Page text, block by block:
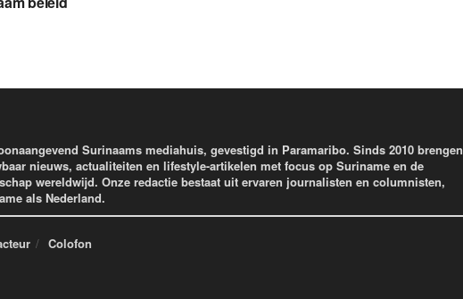
Surinaams mediahuis, gevestigd in Paramaribo. Sinds 2010 brengen
nieuws, actualiteiten en lifestyle-artikelen met focus op Suriname en de
wereldwijd. Onze redactie bestaat uit ervaren journalisten en columnisten,
als Nederland.
Colofon